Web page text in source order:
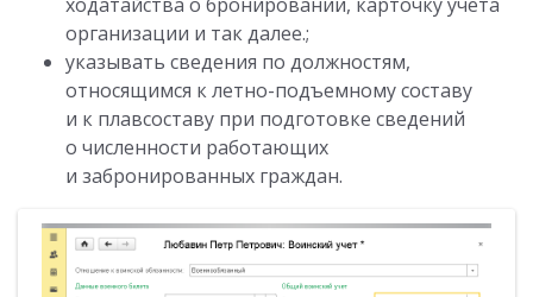
организации и так далее.;
указывать сведения по должностям,
относящимся к летно-подъемному составу
и к плавсоставу при подготовке сведений
о численности работающих
и забронированных граждан.